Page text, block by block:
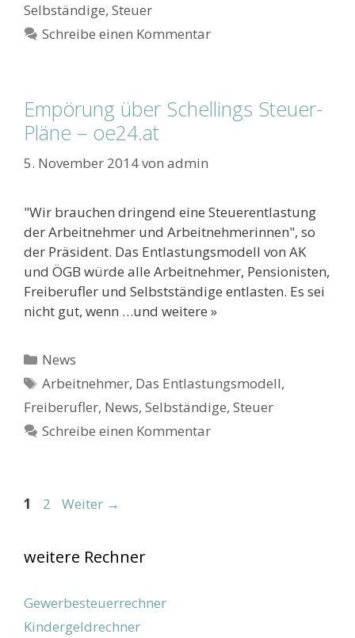
Selbständige, Steuer
Schreibe einen Kommentar
Empörung über Schellings Steuer-
Pläne – oe24.at
5. November 2014von admin
"Wir brauchen dringend eine Steuerentlastung
der Arbeitnehmer und Arbeitnehmerinnen", so
der Präsident. Das Entlastungsmodell von AK
und ÖGB würde alle Arbeitnehmer, Pensionisten,
Freiberufler und Selbstständige entlasten. Es sei
nicht gut, wenn …und weitere »
Kategorien
News
Schlagwörter
Arbeitnehmer, Das Entlastungsmodell,
Freiberufler, News, Selbständige, Steuer
Schreibe einen Kommentar
Beitrags-
Seite
1 Seite
2 Weiter →
weitere Rechner
Gewerbesteuerrechner
Kindergeldrechner